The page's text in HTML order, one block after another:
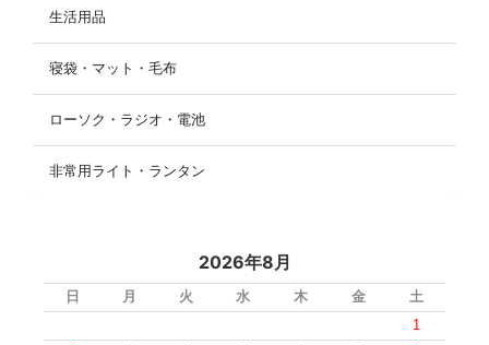
生活用品
寝袋・マット・毛布
ローソク・ラジオ・電池
非常用ライト・ランタン
2026年8月
日 月 火 水 木 金
土
1